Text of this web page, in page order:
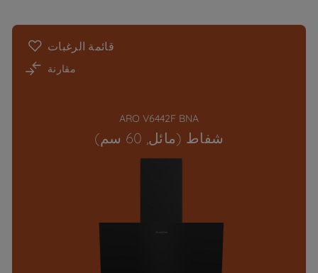
قائمة الرغبات
مقارنة
ARO V6442F BNA
شفاط (مائل, 60 سم)